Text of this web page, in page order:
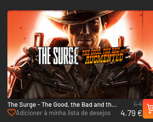
The Surge - The Good, the Bad and the
Augmented Expansion - PC (Steam)
Adicioner à minha lista de desejos
5 €
4.79 €